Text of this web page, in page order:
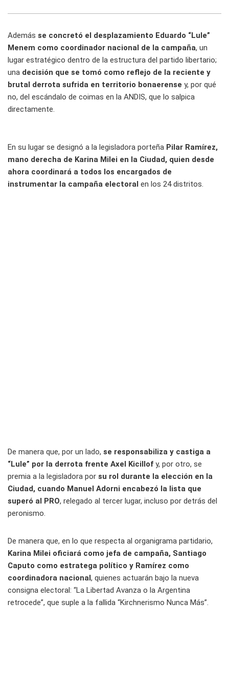
Además se concretó el desplazamiento Eduardo “Lule”
Menem como coordinador nacional de la campaña, un
lugar estratégico dentro de la estructura del partido libertario;
una decisión que se tomó como reflejo de la reciente y
brutal derrota sufrida en territorio bonaerense y, por qué
no, del escándalo de coimas en la ANDIS, que lo salpica
directamente.
En su lugar se designó a la legisladora porteña Pilar Ramírez,
mano derecha de Karina Milei en la Ciudad, quien desde
ahora coordinará a todos los encargados de
instrumentar la campaña electoral en los 24 distritos.
De manera que, por un lado, se responsabiliza y castiga a
“Lule” por la derrota frente Axel Kicillof y, por otro, se
premia a la legisladora por su rol durante la elección en la
Ciudad, cuando Manuel Adorni encabezó la lista que
superó al PRO, relegado al tercer lugar, incluso por detrás del
peronismo.
De manera que, en lo que respecta al organigrama partidario,
Karina Milei oficiará como jefa de campaña, Santiago
Caputo como estratega político y Ramírez como
coordinadora nacional , quienes actuarán bajo la nueva
consigna electoral: “La Libertad Avanza o la Argentina
retrocede”, que suple a la fallida “Kirchnerismo Nunca Más”.